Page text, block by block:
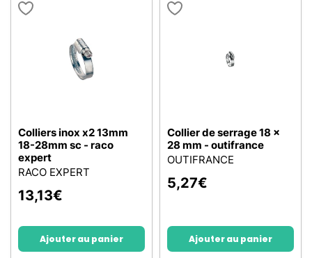
Colliers inox x2 13mm
18-28mm sc - raco
expert
RACO EXPERT
13,13€
Ajouter au panier
Collier de serrage 18 x
28 mm - outifrance
OUTIFRANCE
5,27€
Ajouter au panier